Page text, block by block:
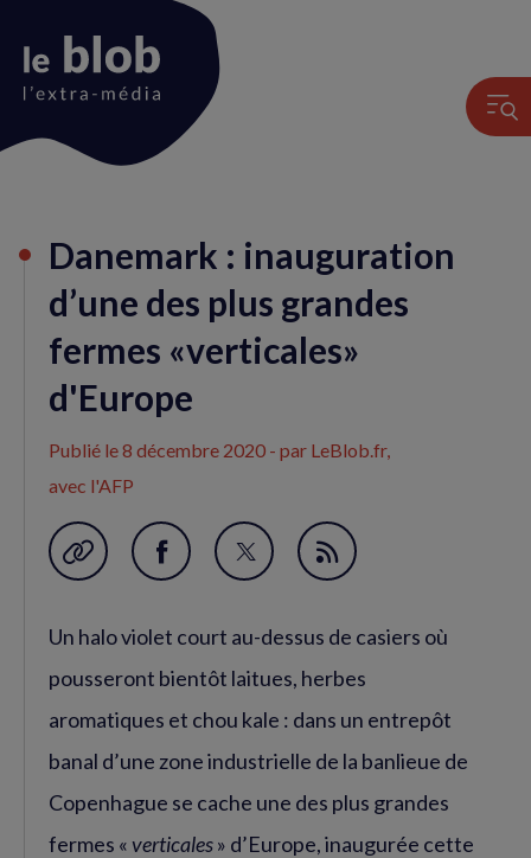
du
Danemark : inauguration
d’une des plus grandes
fermes «verticales»
d'Europe
Publié le8 décembre 2020 - par LeBlob.fr,
avec l'AFP
Garder en favori
Partager
Facebook
(nouvelle
fenêtre)
Partager
Twitter
(nouvelle
fenêtre)
Flux
Un halo violet court au-dessus de casiers où
pousseront bientôt laitues, herbes
aromatiques et chou kale : dans un entrepôt
banal d’une zone industrielle de la banlieue de
Copenhague se cache une des plus grandes
fermes «verticales» d’Europe, inaugurée cette